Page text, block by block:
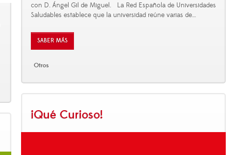
con D. Ángel Gil de Miguel. La Red Española de Universidades
Saludables establece que la universidad reúne varias de…
SABER MÁS
Otros
¡Qué Curioso!